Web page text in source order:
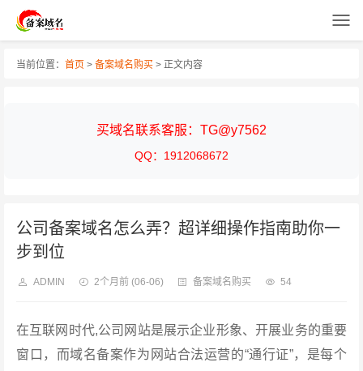
当前位置： 首页 > 备案域名购买 > 正文内容
买域名联系客服：TG@y7562
QQ：1912068672
公司备案域名怎么弄？超详细操作指南助你一
步到位
ADMIN 2个月前 (06-06) 备案域名购买 54
在互联网时代,公司网站是展示企业形象、开展业务的重要
窗口，而域名备案作为网站合法运营的“通行证”，是每个